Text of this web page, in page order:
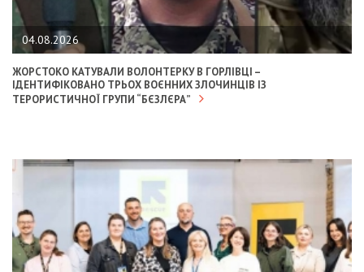
04.08.2026
ЖОРСТОКО КАТУВАЛИ ВОЛОНТЕРКУ В ГОРЛІВЦІ –
ІДЕНТИФІКОВАНО ТРЬОХ ВОЄННИХ ЗЛОЧИНЦІВ ІЗ
ТЕРОРИСТИЧНОЇ ГРУПИ “БЄЗЛЄРА”